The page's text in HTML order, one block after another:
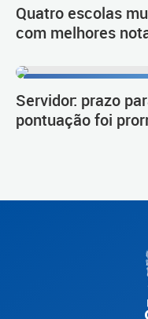
Quatro escolas
com melhores
Servidor: prazo
pontuação foi